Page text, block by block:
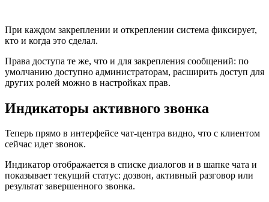
При каждом закреплении и откреплении система фиксирует,
кто и когда это сделал.
Права доступа те же, что и для закрепления сообщений: по
умолчанию доступно администраторам, расширить доступ для
других ролей можно в настройках прав.
Индикаторы активного звонка
Теперь прямо в интерфейсе чат-центра видно, что с клиентом
сейчас идет звонок.
Индикатор отображается в списке диалогов и в шапке чата и
показывает текущий статус: дозвон, активный разговор или
результат завершенного звонка.